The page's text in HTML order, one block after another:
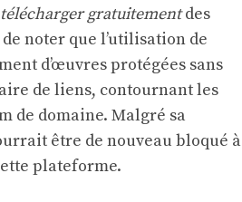
télécharger gratuitementdes
noter que l’utilisation de
d’œuvres protégées sans
de liens, contournant les
de domaine. Malgré sa
être de nouveau bloqué à
plateforme.